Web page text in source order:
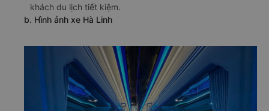
khách du lịch tiết kiệm.
b. Hình ảnh xe Hà Linh